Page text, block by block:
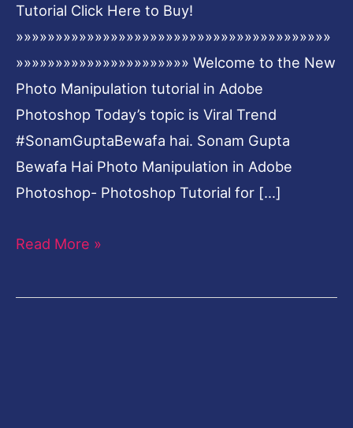
Tutorial Click Here to Buy!
»»»»»»»»»»»»»»»»»»»»»»»»»»»»»»»»»»»»»»»»
»»»»»»»»»»»»»»»»»»»»»» Welcome to the New
Photo Manipulation tutorial in Adobe
Photoshop Today’s topic is Viral Trend
#SonamGuptaBewafa hai. Sonam Gupta
Bewafa Hai Photo Manipulation in Adobe
Photoshop- Photoshop Tutorial for […]
Read More »